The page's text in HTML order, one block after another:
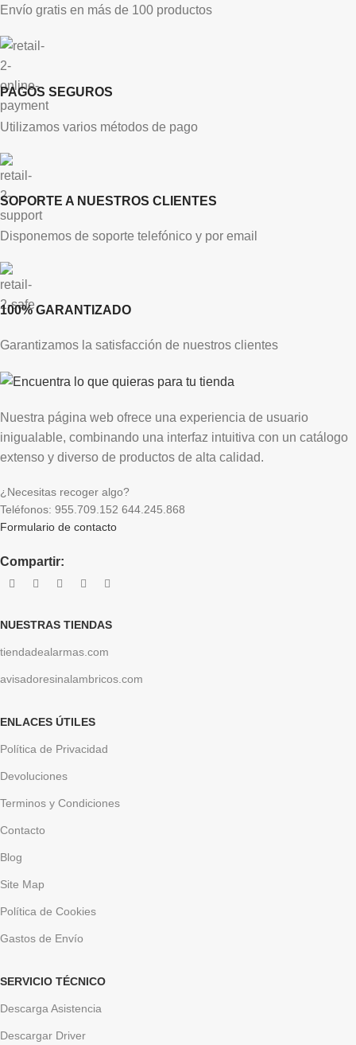
Envío gratis en más de 100 productos
PAGOS SEGUROS
Utilizamos varios métodos de pago
SOPORTE A NUESTROS CLIENTES
Disponemos de soporte telefónico y por email
100% GARANTIZADO
Garantizamos la satisfacción de nuestros clientes
Nuestra página web ofrece una experiencia de usuario
inigualable, combinando una interfaz intuitiva con un catálogo
extenso y diverso de productos de alta calidad.
¿Necesitas recoger algo?
Teléfonos: 955.709.152 644.245.868
Formulario de contacto
Compartir:
NUESTRAS TIENDAS
tiendadealarmas.com
avisadoresinalambricos.com
ENLACES ÚTILES
Política de Privacidad
Devoluciones
Terminos y Condiciones
Contacto
Blog
Site Map
Política de Cookies
Gastos de Envío
SERVICIO TÉCNICO
Descarga Asistencia
Descargar Driver